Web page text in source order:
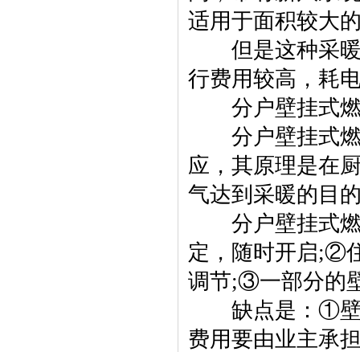
适用于面积较大
但是这种采暖
行费用较高，耗
分户壁挂式燃
分户壁挂式燃
应，其原理是在
气达到采暖的目
分户壁挂式燃
定，随时开启;②
调节;③一部分的
缺点是：①壁
费用要由业主承